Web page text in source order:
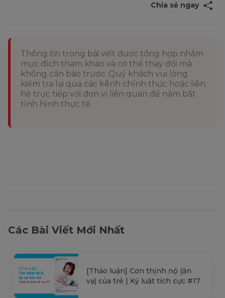
Chia sẻ ngay
Thông tin trong bài viết được tổng hợp nhằm
mục đích tham khảo và có thể thay đổi mà
không cần báo trước. Quý khách vui lòng
kiểm tra lại qua các kênh chính thức hoặc liên
hệ trực tiếp với đơn vị liên quan để nắm bắt
tình hình thực tế.
Các Bài Viết Mới Nhất
[Thảo luận] Cơn thịnh nộ (ăn
vạ) của trẻ | Kỷ luật tích cực #17